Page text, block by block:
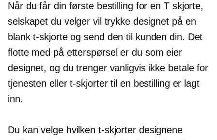
Når du får din første bestilling for en T skjorte,
selskapet du velger vil trykke designet på en
blankt-skjorteog send den til kunden din. Det
flotte med på etterspørsel er du som eier
designet, og du trenger vanligvis ikke betale for
tjenesten ellert-skjortertil en bestilling er lagt
inn.
Du kan velge hvilken t-skjorterdesignene